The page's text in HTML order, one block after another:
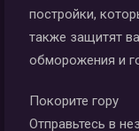
постройки,
также защитят
обморожения и
Покорите гору
Отправьтесь в